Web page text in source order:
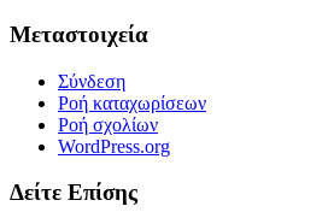
Μεταστοιχεία
Σύνδεση
Ροή καταχωρίσεων
Ροή σχολίων
WordPress.org
Δείτε Επίσης